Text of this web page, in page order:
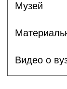
Музей
Видео о